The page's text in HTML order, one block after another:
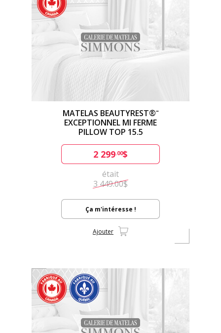
MATELAS BEAUTYREST®⁻
EXCEPTIONNEL MI FERME
PILLOW TOP 15.5
2 299.00$
était
3 449.00$
Ça m'intéresse !
Ajouter